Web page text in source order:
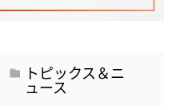
トピックス＆ニ
ュース